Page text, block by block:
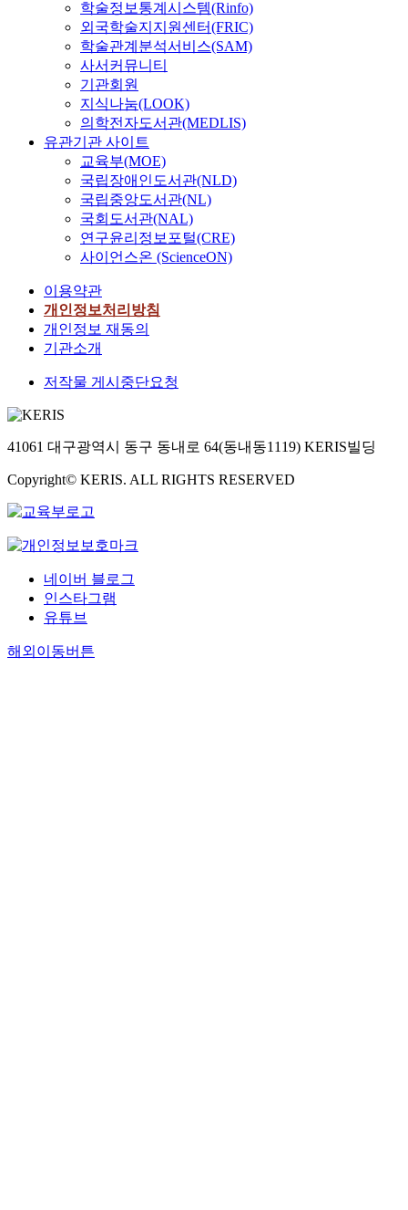
학술정보통계시스템(Rinfo)
외국학술지지원센터(FRIC)
학술관계분석서비스(SAM)
사서커뮤니티
기관회원
지식나눔(LOOK)
의학전자도서관(MEDLIS)
유관기관 사이트
교육부(MOE)
국립장애인도서관(NLD)
국립중앙도서관(NL)
국회도서관(NAL)
연구윤리정보포털(CRE)
사이언스온 (ScienceON)
이용약관
개인정보처리방침
개인정보 재동의
기관소개
저작물 게시중단요청
41061 대구광역시 동구 동내로 64(동내동1119) KERIS빌딩
Copyright© KERIS. ALL RIGHTS RESERVED
네이버 블로그
인스타그램
유튜브
해외이동버튼